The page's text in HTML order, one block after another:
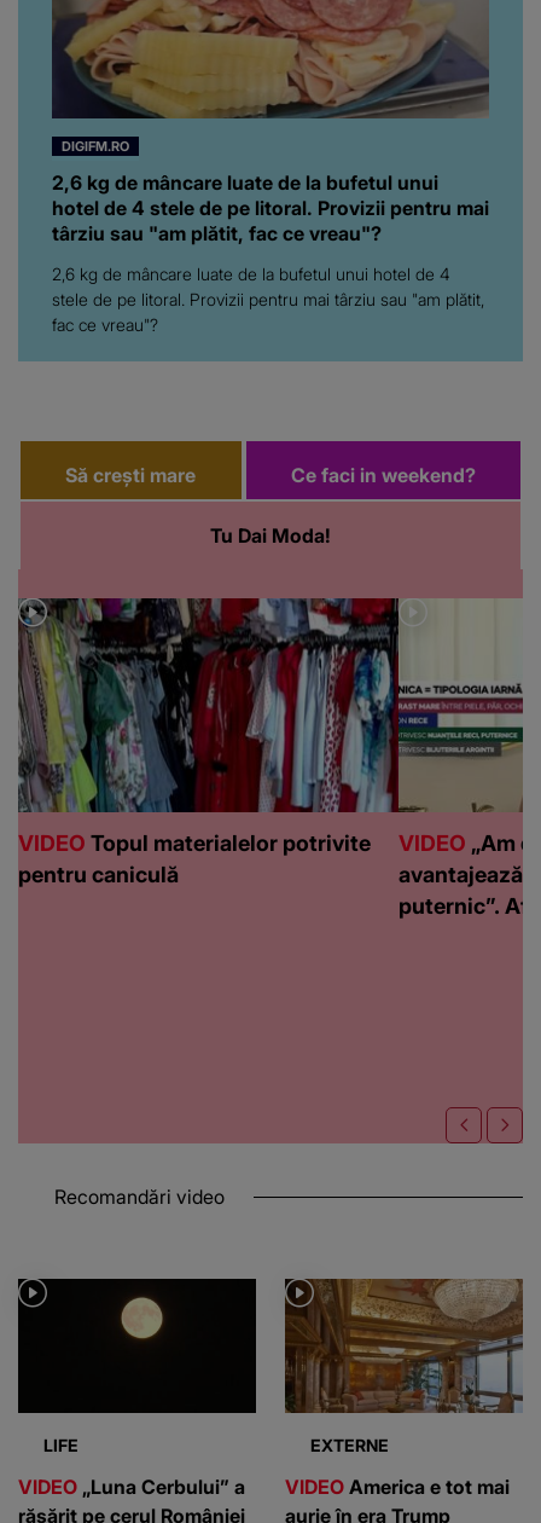
DIGIFM.RO
2,6 kg de mâncare luate de la bufetul unui
hotel de 4 stele de pe litoral. Provizii pentru mai
târziu sau "am plătit, fac ce vreau"?
2,6 kg de mâncare luate de la bufetul unui hotel de 4
stele de pe litoral. Provizii pentru mai târziu sau "am plătit,
fac ce vreau"?
Să crești mare
Tu Dai Moda!
Ce faci in weekend?
VIDEO Topul materialelor potrivite
pentru caniculă
VIDEO „Am
avantajează
puternic”.
Recomandări video
LIFE
VIDEO „Luna Cerbului” a
răsărit pe cerul României
EXTERNE
VIDEO America e tot mai
aurie în era Trump